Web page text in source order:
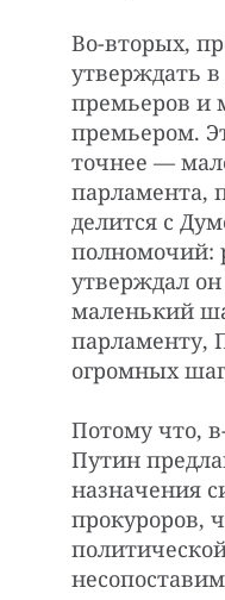
Во-вторых,
утверждать
премьеров и
премьером.
точнее —
парламента,
делится с
полномочий:
утверждал он
маленький
парламенту,
огромных
Потому что,
Путин
назначения
прокуроров,